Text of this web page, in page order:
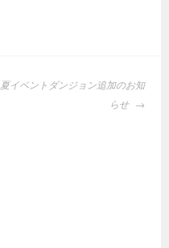
夏イベントダンジョン追加のお知
らせ